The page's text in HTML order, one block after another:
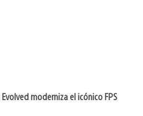
moderniza el icónico FPS